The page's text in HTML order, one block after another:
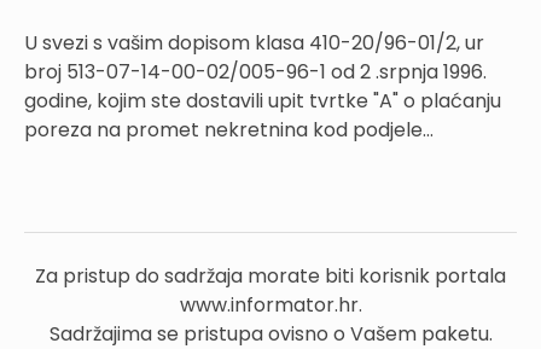
U svezi s vašim dopisom klasa 410-20/96-01/2, ur
broj 513-07-14-00-02/005-96-1 od 2 .srpnja 1996.
godine, kojim ste dostavili upit tvrtke "A" o plaćanju
poreza na promet nekretnina kod podjele...
Za pristup do sadržaja morate biti korisnik portala
www.informator.hr.
Sadržajima se pristupa ovisno o Vašem paketu.